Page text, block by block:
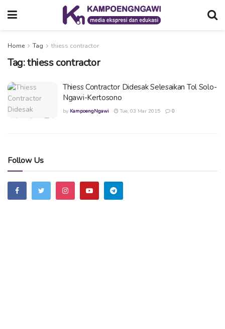
Home Tag thiess contractor
Tag:thiess contractor
Thiess Contractor Didesak Selesaikan Tol Solo-
Ngawi-Kertosono
by KampoengNgawi Tue, 03 Mar 2015 0
Follow Us